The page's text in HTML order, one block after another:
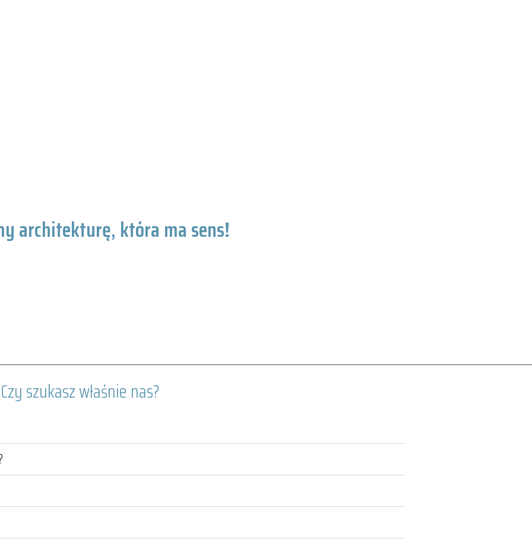
architekturę, która ma sens!
Czy szukasz właśnie nas?